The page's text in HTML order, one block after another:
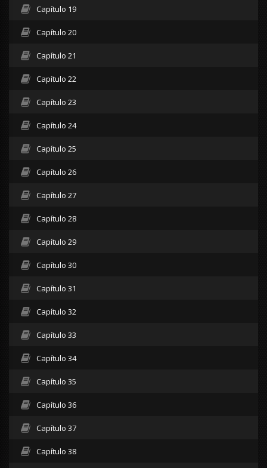
Capítulo 19
Capítulo 20
Capítulo 21
Capítulo 22
Capítulo 23
Capítulo 24
Capítulo 25
Capítulo 26
Capítulo 27
Capítulo 28
Capítulo 29
Capítulo 30
Capítulo 31
Capítulo 32
Capítulo 33
Capítulo 34
Capítulo 35
Capítulo 36
Capítulo 37
Capítulo 38